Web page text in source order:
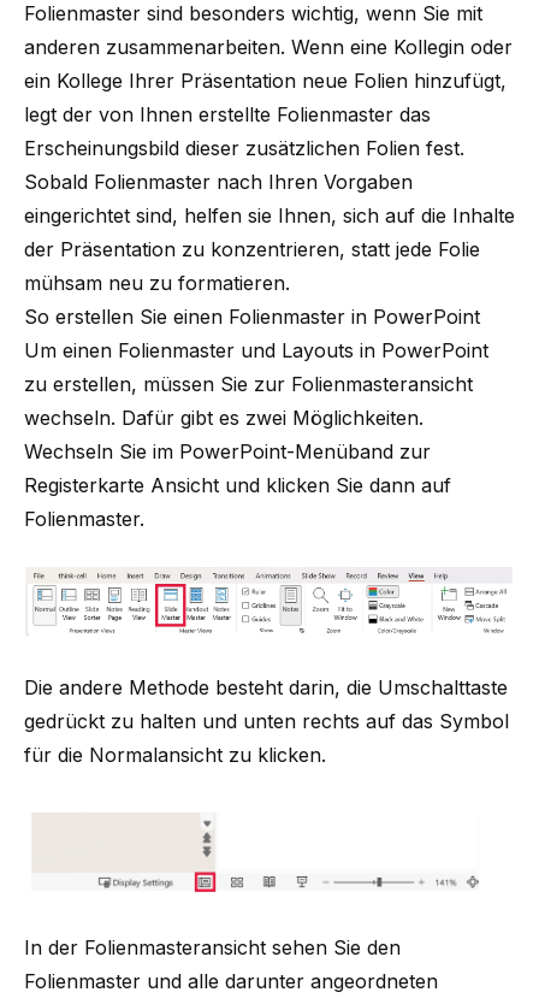
Folienmaster sind besonders wichtig, wenn Sie mit
anderen zusammenarbeiten. Wenn eine Kollegin oder
ein Kollege Ihrer Präsentation neue Folien hinzufügt,
legt der von Ihnen erstellte Folienmaster das
Erscheinungsbild dieser zusätzlichen Folien fest.
Sobald Folienmaster nach Ihren Vorgaben
eingerichtet sind, helfen sie Ihnen, sich auf die Inhalte
der Präsentation zu konzentrieren, statt jede Folie
mühsam neu zu formatieren.
So erstellen Sie einen Folienmaster in PowerPoint
Um einen Folienmaster und Layouts in PowerPoint
zu erstellen, müssen Sie zur Folienmasteransicht
wechseln. Dafür gibt es zwei Möglichkeiten.
Wechseln Sie im PowerPoint-Menüband zur
Registerkarte Ansicht und klicken Sie dann auf
Folienmaster.
Die andere Methode besteht darin, die Umschalttaste
gedrückt zu halten und unten rechts auf das Symbol
für die Normalansicht zu klicken.
In der Folienmasteransicht sehen Sie den
Folienmaster und alle darunter angeordneten